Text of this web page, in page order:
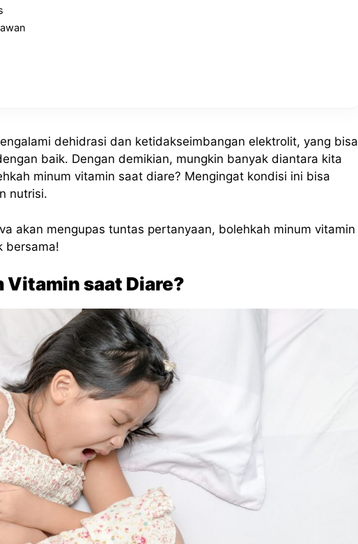
dehidrasi dan ketidakseimbangan elektrolit, yang bisa
baik. Dengan demikian, mungkin banyak diantara kita
minum vitamin saat diare? Mengingat kondisi ini bisa
nutrisi.
akan mengupas tuntas pertanyaan, bolehkah minum vitamin
bersama!
Vitamin saat Diare?